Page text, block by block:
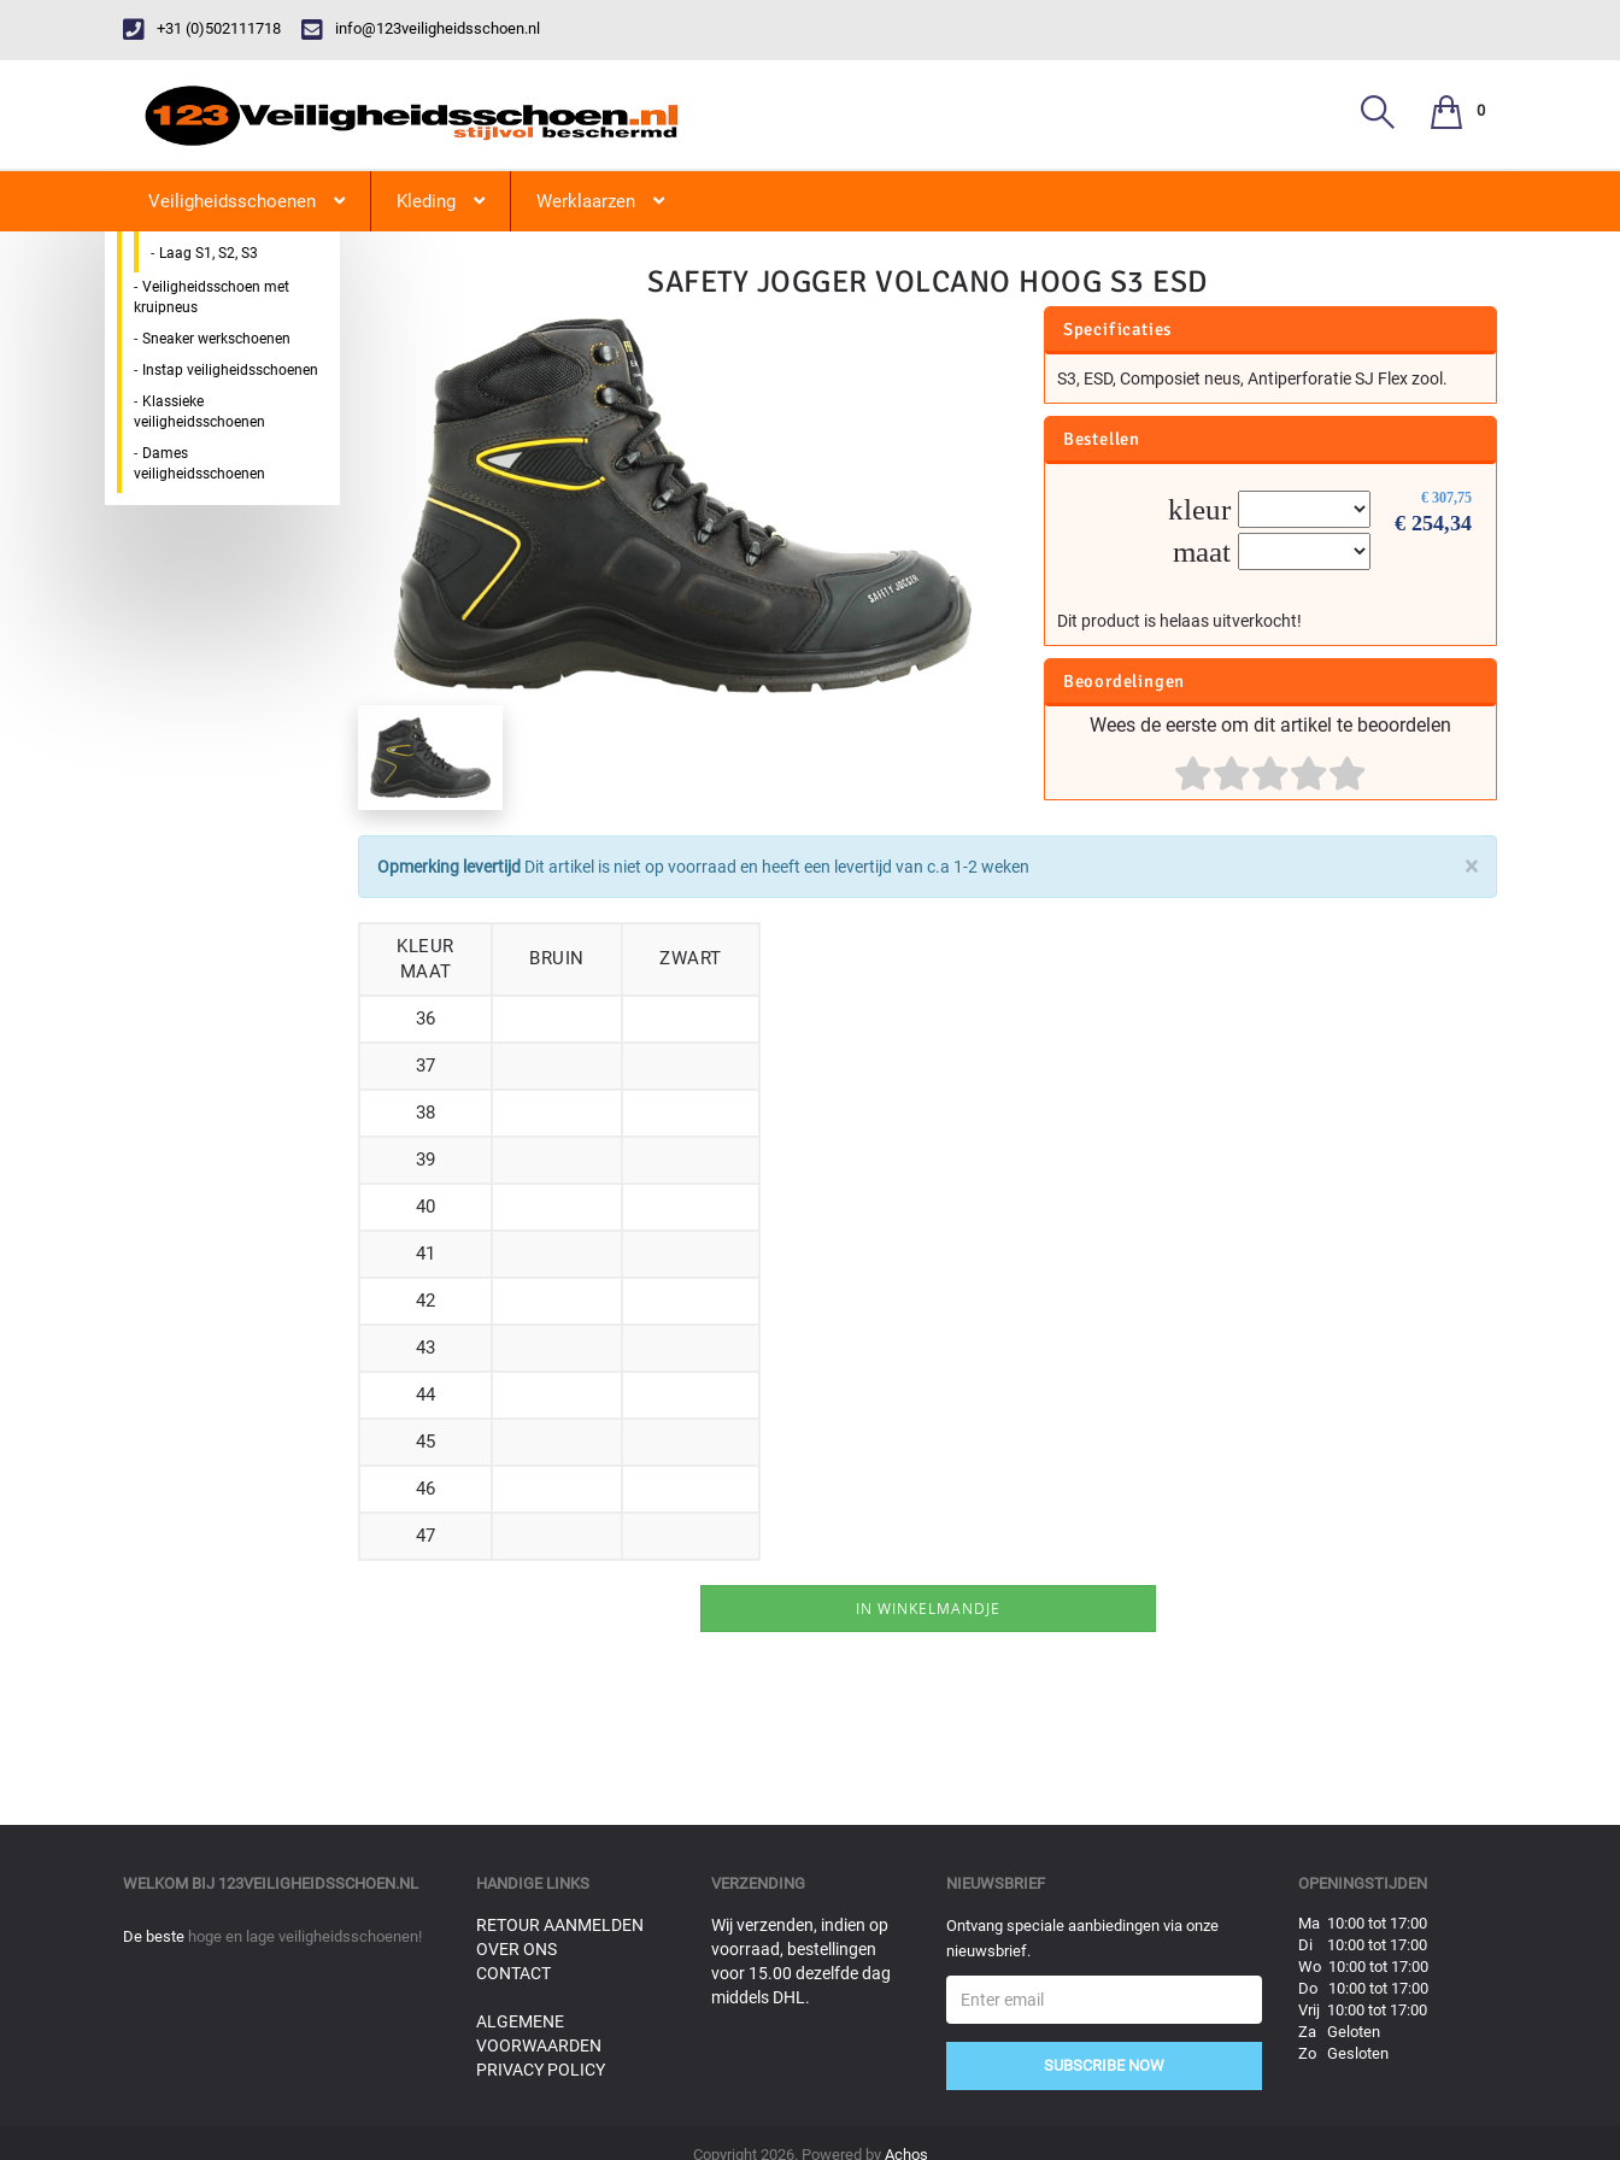
+31 (0)502111718 info@123veiligheidsschoen.nl
0
Veiligheidsschoenen Kleding Werklaarzen
123Veiligheidsschoen Veiligheidsschoen Hoog & Laag Veiligheidsschoenen Hoog S1, S2, S3
SAFETY JOGGER VOLCANO HOOG S3 ESD
Specificaties
S3, ESD, Composiet neus, Antiperforatie SJ Flex zool.
Bestellen
€ 307,75
€ 254,34
kleur
maat
Dit product is helaas uitverkocht!
Beoordelingen
Wees de eerste om dit artikel te beoordelen
×
Opmerking levertijd Dit artikel is niet op voorraad en heeft een levertijd van c.a 1-2 weken
KLEUR
MAAT
BRUIN ZWART
36
37
38
39
40
41
42
43
44
45
46
47
Categorieen
Veiligheidsschoen Hoog &
Laag
Laag S1, S2, S3
Veiligheidsschoen met
kruipneus
Sneaker werkschoenen
Instap veiligheidsschoenen
Klassieke
veiligheidsschoenen
Dames
veiligheidsschoenen
WELKOM BIJ 123VEILIGHEIDSSCHOEN.NL
De beste hoge en lage veiligheidsschoenen!
HANDIGE LINKS
RETOUR AANMELDEN
OVER ONS
CONTACT
ALGEMENE
VOORWAARDEN
PRIVACY POLICY
VERZENDING
Wij verzenden, indien op
voorraad, bestellingen
voor 15.00 dezelfde dag
middels DHL.
NIEUWSBRIEF
Ontvang speciale aanbiedingen via onze
nieuwsbrief.
SUBSCRIBE NOW
OPENINGSTIJDEN
Ma 10:00 tot 17:00
Di 10:00 tot 17:00
Wo 10:00 tot 17:00
Do 10:00 tot 17:00
Vrij 10:00 tot 17:00
Za Geloten
Zo Gesloten
Copyright 2026. Powered by Achos